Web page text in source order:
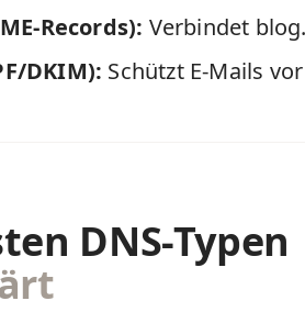
Records): Verbindet
DKIM): Schützt E-Mails
DNS-Typen